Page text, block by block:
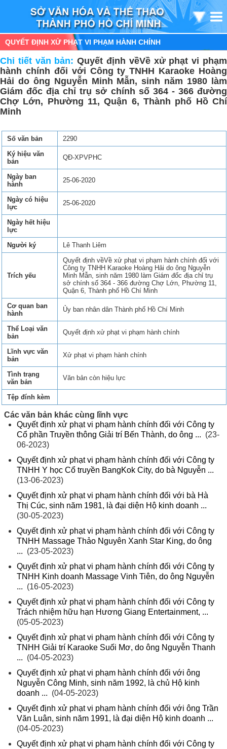
QUYẾT ĐỊNH XỬ PHẠT VI PHẠM HÀNH CHÍNH
Chi tiết văn bản: Quyết định vềVề xử phạt vi phạm
hành chính đối với Công ty TNHH Karaoke Hoàng
Hải do ông Nguyễn Minh Mẫn, sinh năm 1980 làm
Giám đốc địa chỉ trụ sở chính số 364 - 366 đường
Chợ Lớn, Phường 11, Quận 6, Thành phố Hồ Chí
Minh
Số văn bản
2290
Ký hiệu văn
bản
QĐ-XPVPHC
Ngày ban
hành
25-06-2020
Ngày có hiệu
lực
25-06-2020
Ngày hết hiệu
lực
Người ký
Lê Thanh Liêm
Trích yếu
Quyết định vềVề xử phạt vi phạm hành chính đối với
Công ty TNHH Karaoke Hoàng Hải do ông Nguyễn
Minh Mẫn, sinh năm 1980 làm Giám đốc địa chỉ trụ
sở chính số 364 - 366 đường Chợ Lớn, Phường 11,
Quận 6, Thành phố Hồ Chí Minh
Cơ quan ban
hành
Ủy ban nhân dân Thành phố Hồ Chí Minh
Thể Loại văn
bản
Quyết định xử phạt vi phạm hành chính
Lĩnh vực văn
bản
Xử phạt vi phạm hành chính
Tình trạng
văn bản
Văn bản còn hiệu lực
Tệp đính kèm
Các văn bản khác cùng lĩnh vực
Quyết định xử phạt vi phạm hành chính đối với Công ty
Cổ phần Truyền thông Giải trí Bến Thành, do ông ... (23-
06-2023)
Quyết định xử phạt vi phạm hành chính đối với Công ty
TNHH Y học Cổ truyền BangKok City, do bà Nguyễn ...
(13-06-2023)
Quyết định xử phạt vi phạm hành chính đối với bà Hà
Thị Cúc, sinh năm 1981, là đại diện Hộ kinh doanh ...
(30-05-2023)
Quyết định xử phạt vi phạm hành chính đối với Công ty
TNHH Massage Thảo Nguyên Xanh Star King, do ông
... (23-05-2023)
Quyết định xử phạt vi phạm hành chính đối với Công ty
TNHH Kinh doanh Massage Vinh Tiên, do ông Nguyễn
... (16-05-2023)
Quyết định xử phạt vi phạm hành chính đối với Công ty
Trách nhiệm hữu hạn Hương Giang Entertainment, ...
(05-05-2023)
Quyết định xử phạt vi phạm hành chính đối với Công ty
TNHH Giải trí Karaoke Suối Mơ, do ông Nguyễn Thanh
... (04-05-2023)
Quyết định xử phạt vi phạm hành chính đối với ông
Nguyễn Công Minh, sinh năm 1992, là chủ Hộ kinh
doanh ... (04-05-2023)
Quyết định xử phạt vi phạm hành chính đối với ông Trần
Văn Luân, sinh năm 1991, là đại diện Hộ kinh doanh ...
(04-05-2023)
Quyết định xử phạt vi phạm hành chính đối với Công ty